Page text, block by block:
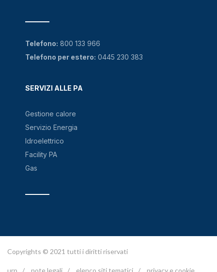
SERVIZI ALLE PA
Gestione calore
Servizio Energia
Idroelettrico
Facility PA
Gas
Telefono: 800 133 966
Telefono per estero: 0445 230 383
Copyrights © 2021 tutti i diritti riservati
urp / note legali / elenco siti tematici / privacy e cookie